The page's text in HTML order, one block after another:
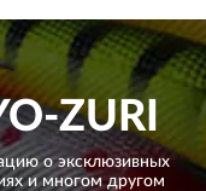
ZURI
о эксклюзивных
и многом другом